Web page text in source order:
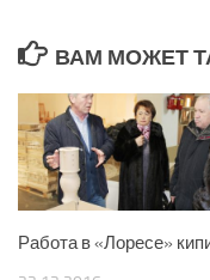
ВАМ МОЖЕТ
Работа в «Лоресе»